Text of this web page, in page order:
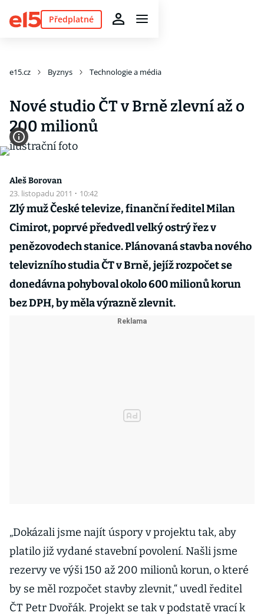
Předplatné
e15.cz Byznys Technologie a média
Nové studio ČT v Brně zlevní až o
200 milionů
Aleš Borovan
23. listopadu 2011 · 10:42
Zlý muž České televize, finanční ředitel Milan
Cimirot, poprvé předvedl velký ostrý řez v
penězovodech stanice. Plánovaná stavba nového
televizního studia ČT v Brně, jejíž rozpočet se
donedávna pohyboval okolo 600 milionů korun
bez DPH, by měla výrazně zlevnit.
„Dokázali jsme najít úspory v projektu tak, aby
platilo již vydané stavební povolení. Našli jsme
rezervy ve výši 150 až 200 milionů korun, o které
by se měl rozpočet stavby zlevnit,“ uvedl ředitel
ČT Petr Dvořák. Projekt se tak v podstatě vrací k